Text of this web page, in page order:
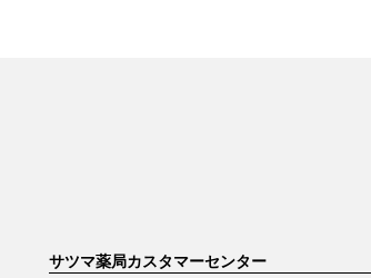
サツマ薬局カスタマーセンター